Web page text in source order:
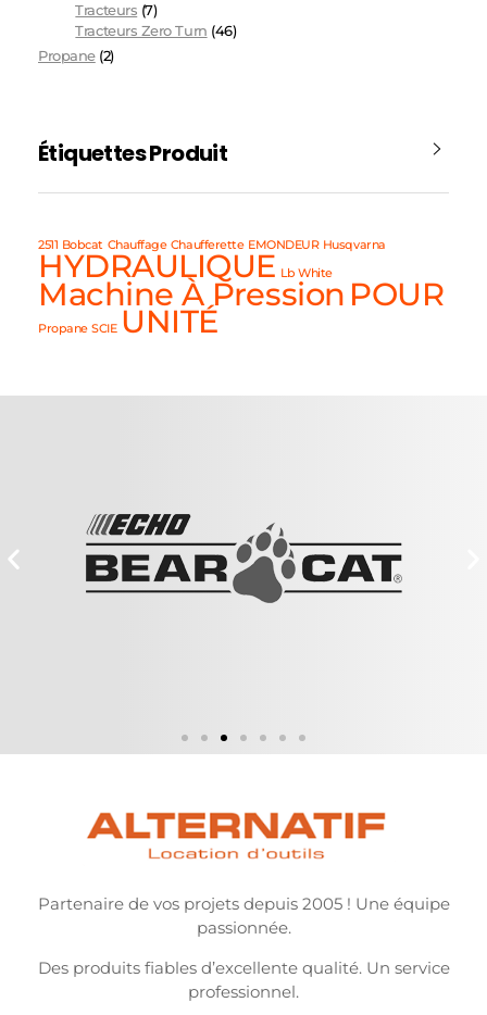
Tracteurs (7)
Tracteurs Zero Turn (46)
Propane (2)
Étiquettes Produit
2511 Bobcat Chauffage Chaufferette EMONDEUR Husqvarna
HYDRAULIQUE Lb White
Machine À Pression POUR
Propane SCIE UNITÉ
Partenaire de vos projets depuis 2005 ! Une équipe
passionnée.
Des produits fiables d’excellente qualité. Un service
professionnel.